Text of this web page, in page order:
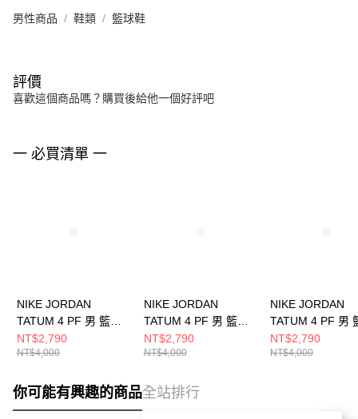
男性商品 鞋類 籃球鞋
評價
喜歡這個商品嗎？購買後給他一個好評吧
一 必買清單 一
NIKE JORDAN
TATUM 4 PF 男 籃球
鞋 HQ4613700
NT$2,790
NT$4,000
NIKE JORDAN
TATUM 4 PF 男 籃球
鞋 HQ4613002
NT$2,790
NT$4,000
NIKE JORDAN
TATUM 4 PF 男
鞋 HQ4613006
NT$2,790
NT$4,000
你可能有興趣的商品全站排行